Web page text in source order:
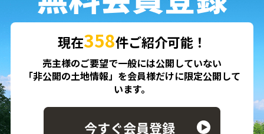
現在358件ご紹介可能！
売主様のご要望で一般には公開していない
「非公開の土地情報」を会員様だけに限定公開して
います。